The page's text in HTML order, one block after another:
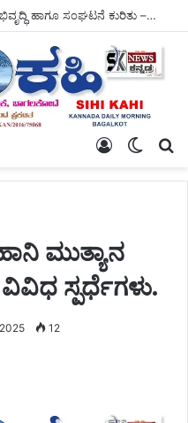
ಸಮಾನ ಮನಸ್ಕರ ಸಭೆಯಲ್ಲಿ ಕ್ಷೇತ್ರದ ಅಭಿವೃದ್ಧಿ ಹಾಗೂ ಸಂಘಟನೆ ಕುರಿತು – ಶಾಸಕ ಎನ್.ವೈ ಗೋಪಾಲಕೃಷ್ಣ ಚರ್ಚೆ.
Switch
Log
ಮುತ್ಯಾನ
ಸ್ಪರ್ಧೆಗಳು.
12